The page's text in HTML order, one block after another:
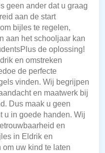
geen ander dat u graag
aan de start
bijles te regelen,
aan het schooljaar kan
de oplossing!
en omstreken
de perfecte
vinden. Wij begrijpen
en maatwerk bij
Dus maak u geen
u in goede handen. Wij
en
in Eldrik en
uw kind te laten